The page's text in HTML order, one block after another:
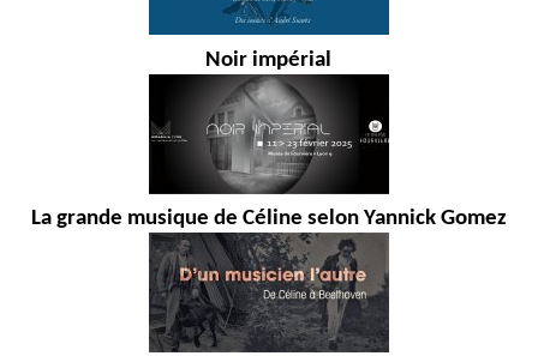
Noir impérial
La grande musique de Céline selon Yannick Gomez